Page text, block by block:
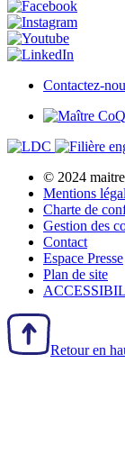
Contactez-
© 2024
Mentions
Charte de
Gestion des
Contact
Espace Presse
Plan de site
Retour en